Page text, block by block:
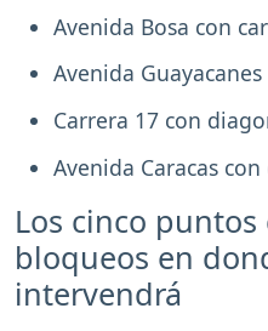
Avenida Bosa con
Avenida
Carrera 17 con
Avenida Caracas
Los cinco
bloqueos en
intervendrá